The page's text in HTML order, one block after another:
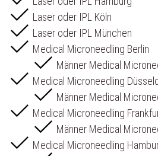
Laser oder IPL Köln
Laser oder IPL München
Medical Microneedling Berlin
Männer Medical
Medical Microneedling
Männer Medical
Medical Microneedling
Männer Medical
Medical Microneedling